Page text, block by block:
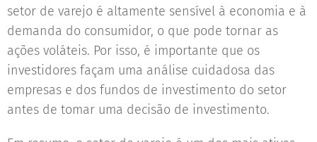
setor de varejo é altamente sensível à economia e à
demanda do consumidor, o que pode tornar as
ações voláteis. Por isso, é importante que os
investidores façam uma análise cuidadosa das
empresas e dos fundos de investimento do setor
antes de tomar uma decisão de investimento.